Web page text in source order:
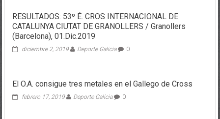
RESULTADOS: 53º É. CROS INTERNACIONAL DE
CATALUNYA CIUTAT DE GRANOLLERS / Granollers
(Barcelona), 01.Dic.2019
diciembre 2, 2019 Deporte Galicia 0
El O.A. consigue tres metales en el Gallego de Cross
febrero 17, 2019 Deporte Galicia 0